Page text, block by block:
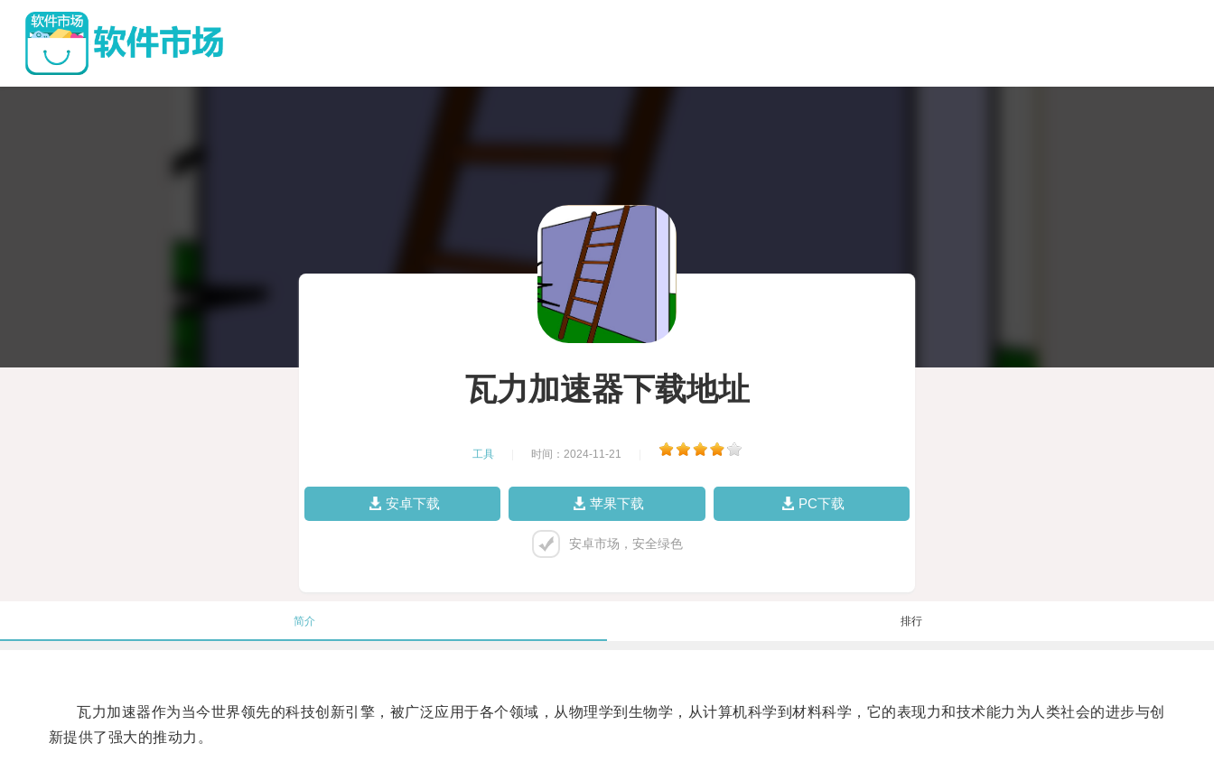
瓦力加速器下载地址
工具 时间：2024-11-21
安卓下载 苹果下载 PC下载
安卓市场，安全绿色
简介 排行
瓦力加速器作为当今世界领先的科技创新引擎，被广泛应用于各个领域，从物理学到生物学，从计算机科学到材料科学，它的表现力和技术能力为人类社会的进步与创
新提供了强大的推动力。